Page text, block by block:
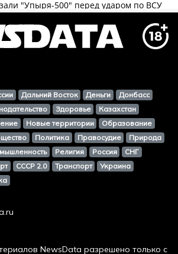
Дальний Восток Деньги
Донбасс
Здоровье
Казахстан
Новые территории
Образование
Политика Правосудие
Природа
Религия Россия
СНГ
СССР 2.0 Транспорт
Украина
NewsData разрешено только с